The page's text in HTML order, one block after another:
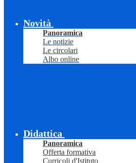
Novità
Panoramica
Le notizie
Le circolari
Albo online
Didattica
Panoramica
Offerta formativa
Curricoli d'Istituto